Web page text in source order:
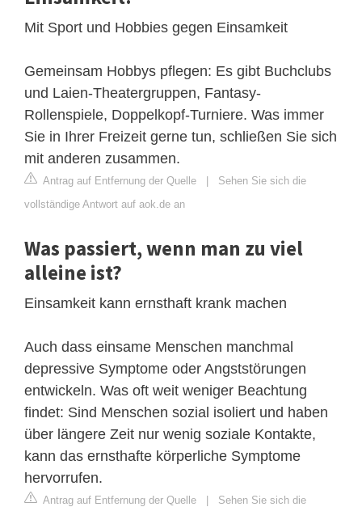
Mit Sport und Hobbies gegen Einsamkeit
Gemeinsam Hobbys pflegen: Es gibt Buchclubs
und Laien-Theatergruppen, Fantasy-
Rollenspiele, Doppelkopf-Turniere. Was immer
Sie in Ihrer Freizeit gerne tun, schließen Sie sich
mit anderen zusammen.
Antrag auf Entfernung der Quelle | Sehen Sie sich die
vollständige Antwort auf aok.de an
Was passiert, wenn man zu viel
alleine ist?
Einsamkeit kann ernsthaft krank machen
Auch dass einsame Menschen manchmal
depressive Symptome oder Angststörungen
entwickeln. Was oft weit weniger Beachtung
findet: Sind Menschen sozial isoliert und haben
über längere Zeit nur wenig soziale Kontakte,
kann das ernsthafte körperliche Symptome
hervorrufen.
Antrag auf Entfernung der Quelle | Sehen Sie sich die